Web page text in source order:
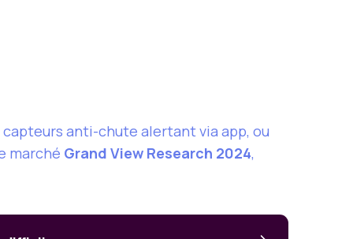
anti-chute alertant via app, ou
marché Grand View Research 2024,